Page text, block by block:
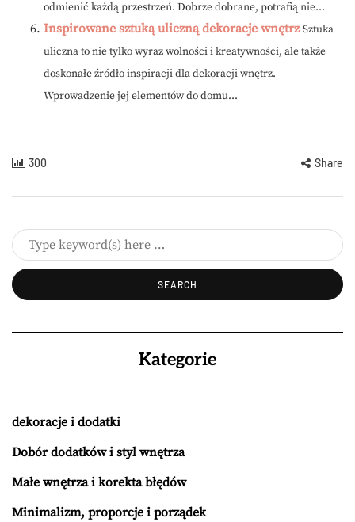
odmienić każdą przestrzeń. Dobrze dobrane, potrafią nie...
Inspirowane sztuką uliczną dekoracje wnętrz Sztuka
uliczna to nie tylko wyraz wolności i kreatywności, ale także
doskonałe źródło inspiracji dla dekoracji wnętrz.
Wprowadzenie jej elementów do domu...
300 Share
Kategorie
dekoracje i dodatki
Dobór dodatków i styl wnętrza
Małe wnętrza i korekta błędów
Minimalizm, proporcje i porządek